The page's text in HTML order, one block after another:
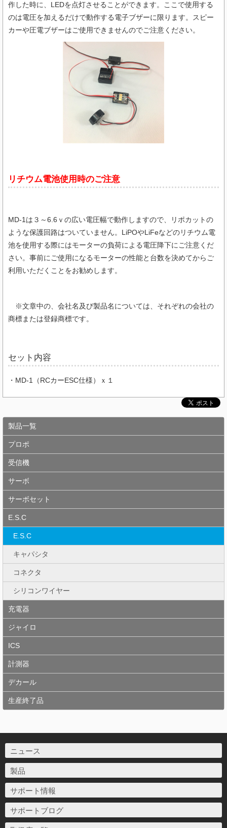
作した時に、LEDを点灯させることができます。ここで使用する
のは電圧を加えるだけで動作する電子ブザーに限ります。スピー
カーや圧電ブザーはご使用できませんのでご注意ください。
リチウム電池使用時のご注意
MD-1は３～6.6ｖの広い電圧幅で動作しますので、リポカットの
ような保護回路はついていません。LiPOやLiFeなどのリチウム電
池を使用する際にはモーターの負荷による電圧降下にご注意くだ
さい。事前にご使用になるモーターの性能と台数を決めてからご
利用いただくことをお勧めします。
※文章中の、会社名及び製品名については、それぞれの会社の
商標または登録商標です。
セット内容
・MD-1（RCカーESC仕様）ｘ１
製品一覧
プロポ
受信機
サーボ
サーボセット
E.S.C
E.S.C
キャパシタ
コネクタ
シリコンワイヤー
充電器
ジャイロ
ICS
計測器
デカール
生産終了品
ニュース
製品
サポート情報
サポートブログ